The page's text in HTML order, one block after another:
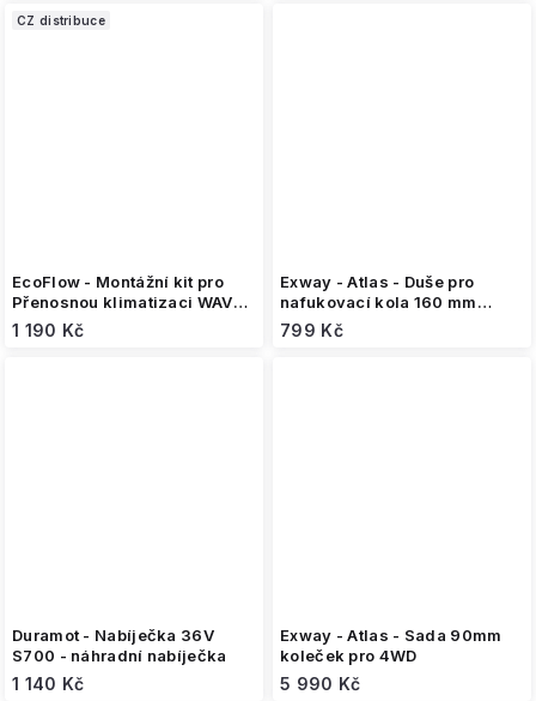
CZ distribuce
EcoFlow - Montážní kit pro
Přenosnou klimatizaci WAVE
2 a WAVE 3
1 190 Kč
Exway - Atlas - Duše pro
nafukovací kola 160 mm
(sada 2ks)
799 Kč
Duramot - Nabíječka 36V
S700 - náhradní nabíječka
1 140 Kč
Exway - Atlas - Sada 90mm
koleček pro 4WD
5 990 Kč